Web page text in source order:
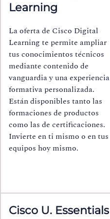
Learning
La oferta de Cisco Digital
Learning te permite ampliar
tus conocimientos técnicos
mediante contenido de
vanguardia y una experiencia
formativa personalizada.
Están disponibles tanto las
formaciones de productos
como las de certificaciones.
Invierte en ti mismo o en tus
equipos hoy mismo.
Cisco U. Essentials